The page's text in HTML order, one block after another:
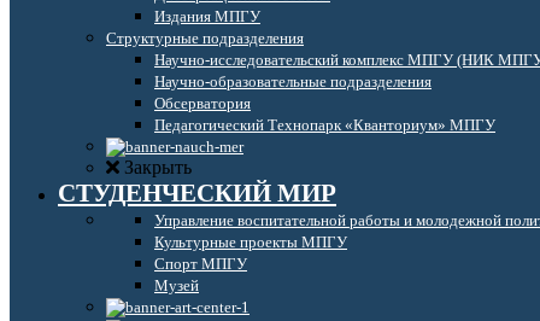
Издания МПГУ
Структурные подразделения
Научно-исследовательский комплекс МПГУ (НИК
Научно-образовательные подразделения
Обсерватория
Педагогический Технопарк «Кванториум» МПГУ
Закрыть
СТУДЕНЧЕСКИЙ МИР
Управление воспитательной работы и молодежной
Культурные проекты МПГУ
Спорт МПГУ
Музей